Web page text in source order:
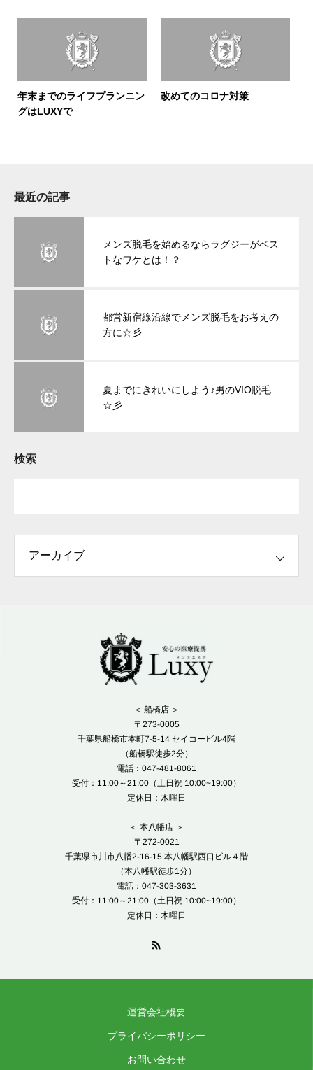
年末までのライフプランニン
グはLUXYで
改めてのコロナ対策
最近の記事
メンズ脱毛を始めるならラグジーがベス
トなワケとは！？
都営新宿線沿線でメンズ脱毛をお考えの
方に☆彡
夏までにきれいにしよう♪男のVIO脱毛
☆彡
検索
＜ 船橋店 ＞
〒273-0005
千葉県船橋市本町7-5-14 セイコービル4階
（船橋駅徒歩2分）
電話：047-481-8061
受付：11:00～21:00（土日祝 10:00~19:00）
定休日：木曜日
＜ 本八幡店 ＞
〒272-0021
千葉県市川市八幡2-16-15 本八幡駅西口ビル４階
（本八幡駅徒歩1分）
電話：047-303-3631
受付：11:00～21:00（土日祝 10:00~19:00）
定休日：木曜日
運営会社概要
プライバシーポリシー
お問い合わせ